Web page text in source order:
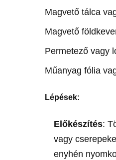
Magvető tálca
Magvető
Permetező vagy
Műanyag fólia
Lépések:
Előkészítés:
vagy
enyhén